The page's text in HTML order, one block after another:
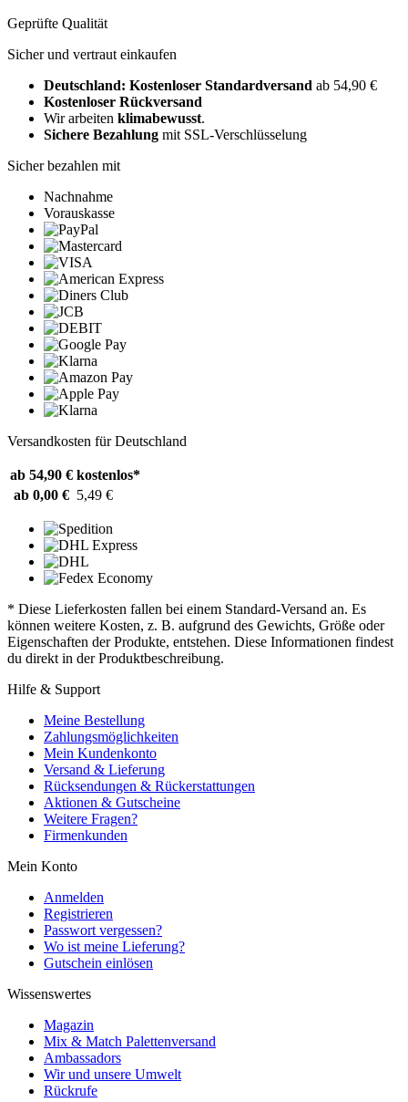
Geprüfte Qualität
Sicher und vertraut einkaufen
Deutschland: Kostenloser Standardversand ab 54,90 €
Kostenloser Rückversand
Wir arbeiten klimabewusst.
Sichere Bezahlung mit SSL-Verschlüsselung
Sicher bezahlen mit
Nachnahme
Vorauskasse
Versandkosten für Deutschland
ab 54,90 € kostenlos*
ab 0,00 € 5,49 €
* Diese Lieferkosten fallen bei einem Standard-Versand an. Es
können weitere Kosten, z. B. aufgrund des Gewichts, Größe oder
Eigenschaften der Produkte, entstehen. Diese Informationen findest
du direkt in der Produktbeschreibung.
Hilfe & Support
Meine Bestellung
Zahlungsmöglichkeiten
Mein Kundenkonto
Versand & Lieferung
Rücksendungen & Rückerstattungen
Aktionen & Gutscheine
Weitere Fragen?
Firmenkunden
Mein Konto
Anmelden
Registrieren
Passwort vergessen?
Wo ist meine Lieferung?
Gutschein einlösen
Wissenswertes
Magazin
Mix & Match Palettenversand
Ambassadors
Wir und unsere Umwelt
Rückrufe